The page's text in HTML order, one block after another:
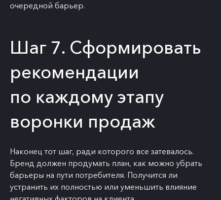
очередной барьер.
Шаг 7. Сформировать
рекомендации
по каждому этапу
воронки продаж
Наконец тот шаг, ради которого все затевалось.
Бренд должен продумать план, как можно убрать
барьеры на пути потребителя. Получится ли
устранить их полностью или уменьшить влияние